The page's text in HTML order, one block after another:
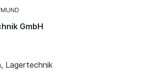
GmbH
Lagertechnik